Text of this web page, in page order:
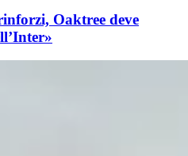
Oaktree deve